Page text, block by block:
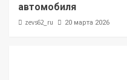
автомобиля
zevs62_ru 20 марта 2026